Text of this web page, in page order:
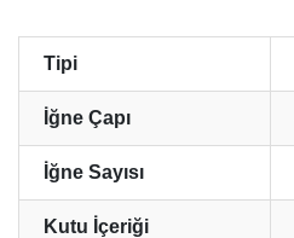
Tipi
İğne Çapı
İğne Sayısı
Kutu İçeriği